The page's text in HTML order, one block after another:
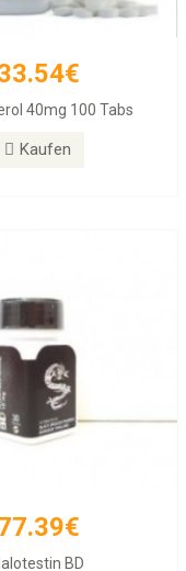
40mg 100 Tabs
Kaufen
BD
Halotestin BD